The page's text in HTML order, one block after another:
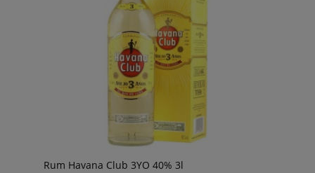
Rum Havana Club 3YO 40% 3l